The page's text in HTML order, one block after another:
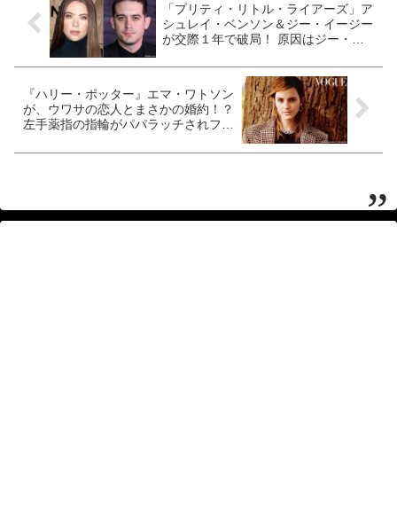
「プリティ・リトル・ライアーズ」ア
シュレイ・ベンソン＆ジー・イージー
が交際１年で破局！ 原因はジー・イ
『ハリー・ポッター』エマ・ワトソン
が、ウワサの恋人とまさかの婚約！？
左手薬指の指輪がパパラッチされファ